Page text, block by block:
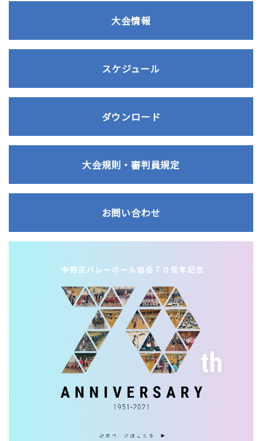
大会情報
スケジュール
ダウンロード
大会規則・審判員規定
お問い合わせ